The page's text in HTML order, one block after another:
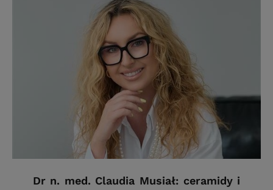
Dr n. med. Claudia Musiał: ceramidy i